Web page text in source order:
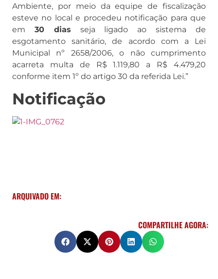
Ambiente, por meio da equipe de fiscalização
esteve no local e procedeu notificação para que
em 30 dias seja ligado ao sistema de
esgotamento sanitário, de acordo com a Lei
Municipal nº 2658/2006, o não cumprimento
acarreta multa de R$ 1.119,80 a R$ 4.479,20
conforme item 1º do artigo 30 da referida Lei.”
Notificação
ARQUIVADO EM:
COMPARTILHE AGORA: